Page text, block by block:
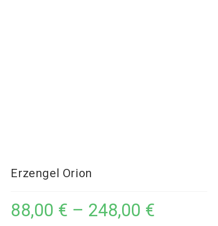
Erzengel Orion
88,00 € – 248,00 €